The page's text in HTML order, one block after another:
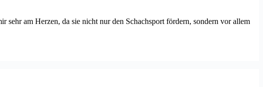
sehr am Herzen, da sie nicht nur den Schachsport fördern, sondern vor allem